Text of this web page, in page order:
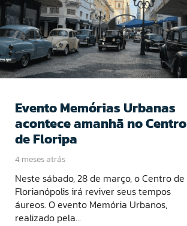
Evento Memórias Urbanas
acontece amanhã no Centro
de Floripa
4 meses atrás
Neste sábado, 28 de março, o Centro de
Florianópolis irá reviver seus tempos
áureos. O evento Memória Urbanos,
realizado pela…